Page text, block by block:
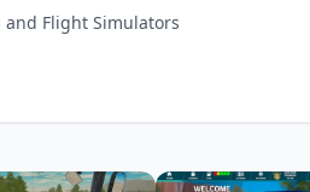
and Flight Simulators